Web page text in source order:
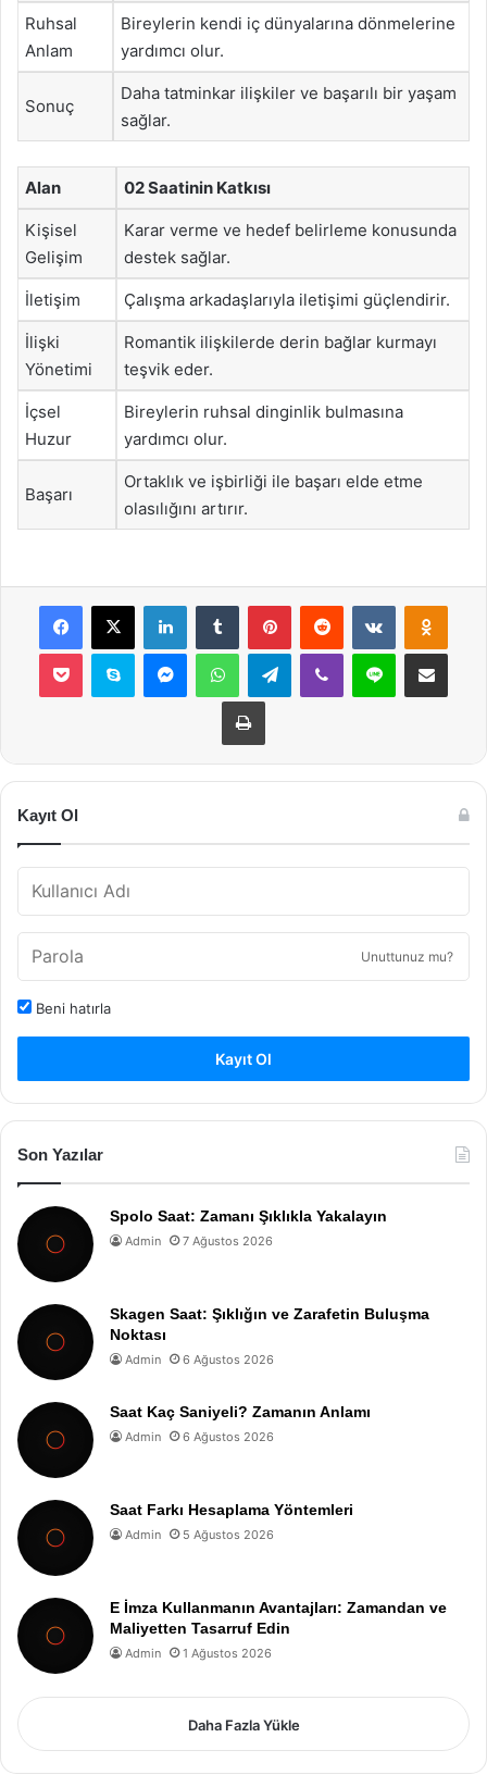
Ruhsal
Anlam
Bireylerin kendi iç dünyalarına dönmelerine
yardımcı olur.
Sonuç
Daha tatminkar ilişkiler ve başarılı bir yaşam
sağlar.
Alan 02 Saatinin Katkısı
Kişisel
Gelişim
Karar verme ve hedef belirleme konusunda
destek sağlar.
İletişim Çalışma arkadaşlarıyla iletişimi güçlendirir.
İlişki
Yönetimi
Romantik ilişkilerde derin bağlar kurmayı
teşvik eder.
İçsel
Huzur
Bireylerin ruhsal dinginlik bulmasına
yardımcı olur.
Başarı
Ortaklık ve işbirliği ile başarı elde etme
olasılığını artırır.
Facebook
X LinkedInTumblr PinterestReddit VKontakte
Pocket Skype MessengerWhatsAppTelegramViber Line E-Posta ile
Yazdır
Kayıt Ol
Unuttunuz mu?
Beni hatırla
Kayıt Ol
Son Yazılar
Spolo Saat: Zamanı Şıklıkla Yakalayın
Admin 7 Ağustos 2026
Skagen Saat: Şıklığın ve Zarafetin Buluşma
Noktası
Admin 6 Ağustos 2026
Saat Kaç Saniyeli? Zamanın Anlamı
Admin 6 Ağustos 2026
Saat Farkı Hesaplama Yöntemleri
Admin 5 Ağustos 2026
E İmza Kullanmanın Avantajları: Zamandan ve
Maliyetten Tasarruf Edin
Admin 1 Ağustos 2026
Daha Fazla Yükle